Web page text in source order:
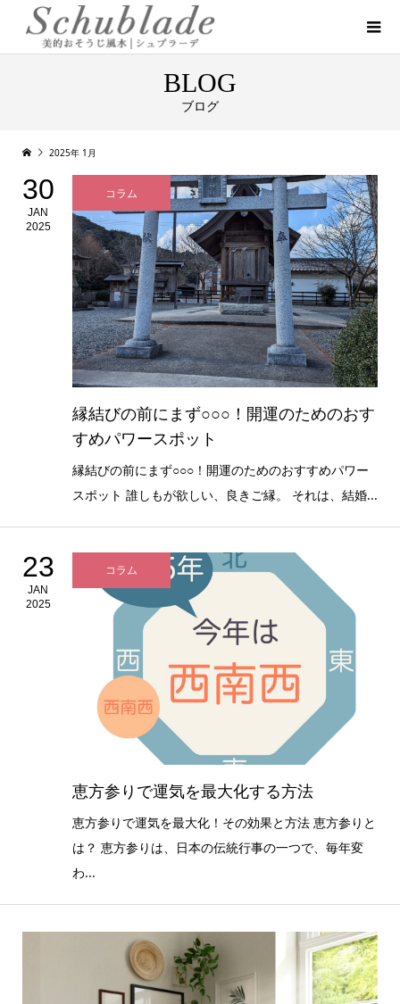
BLOG
ブログ
2025年 1月
30
JAN
2025
コラム
縁結びの前にまず○○○！開運のためのおす
すめパワースポット
縁結びの前にまず○○○！開運のためのおすすめパワー
スポット 誰しもが欲しい、良きご縁。 それは、結婚...
23
JAN
2025
コラム
恵方参りで運気を最大化する方法
恵方参りで運気を最大化！その効果と方法 恵方参りと
は？ 恵方参りは、日本の伝統行事の一つで、毎年変
わ...